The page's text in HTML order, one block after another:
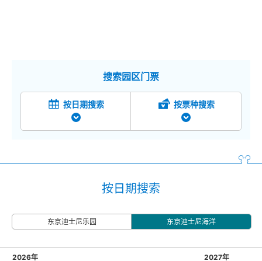
搜索园区门票
按日期搜索 按票种搜索
按日期搜索
东京迪士尼乐园 东京迪士尼海洋
2026年 2027年